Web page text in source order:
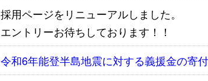
採用ページをリニューアルしました。
エントリーお待ちしております！！
令和6年能登半島地震に対する義援金の寄